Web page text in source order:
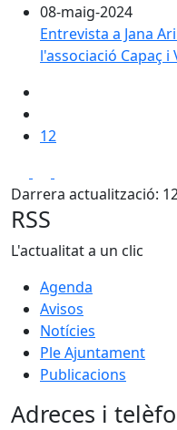
08-maig-2024
Entrevista a Jana
l'associació Capaç i
12
Darrera actualització:
RSS
L'actualitat a un clic
Agenda
Avisos
Notícies
Ple Ajuntament
Publicacions
Adreces i